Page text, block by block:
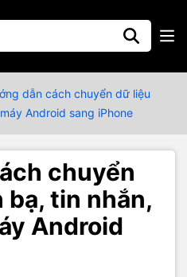
dẫn cách chuyển dữ liệu
Android sang iPhone
chuyển
tin nhắn,
Android